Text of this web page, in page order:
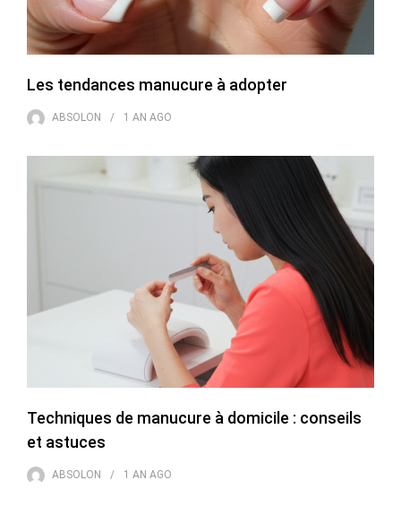
Les tendances manucure à adopter
ABSOLON 1 AN AGO
Techniques de manucure à domicile : conseils
et astuces
ABSOLON 1 AN AGO